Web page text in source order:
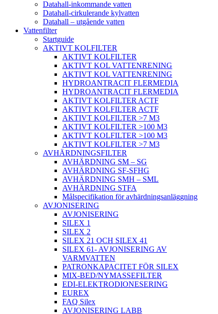
Datahall-inkommande vatten
Datahall-cirkulerande kylvatten
Datahall – utgående vatten
Vattenfilter
Startguide
AKTIVT KOLFILTER
AKTIVT KOLFILTER
AKTIVT KOL VATTENRENING
AKTIVT KOL VATTENRENING
HYDROANTRACIT FLERMEDIA
HYDROANTRACIT FLERMEDIA
AKTIVT KOLFILTER ACTF
AKTIVT KOLFILTER ACTF
AKTIVT KOLFILTER >7 M3
AKTIVT KOLFILTER >100 M3
AKTIVT KOLFILTER >100 M3
AKTIVT KOLFILTER >7 M3
AVHÄRDNINGSFILTER
AVHÄRDNING SM – SG
AVHÄRDNING SF-SFHG
AVHÄRDNING SMH – SML
AVHÄRDNING STFA
Målspecifikation för avhärdningsanläggning
AVJONISERING
AVJONISERING
SILEX 1
SILEX 2
SILEX 21 OCH SILEX 41
SILEX 61- AVJONISERING AV
VARMVATTEN
PATRONKAPACITET FÖR SILEX
MIX-BED/NYMASSEFILTER
EDI-ELEKTRODIONESERING
EUREX
FAQ Silex
AVJONISERING LABB